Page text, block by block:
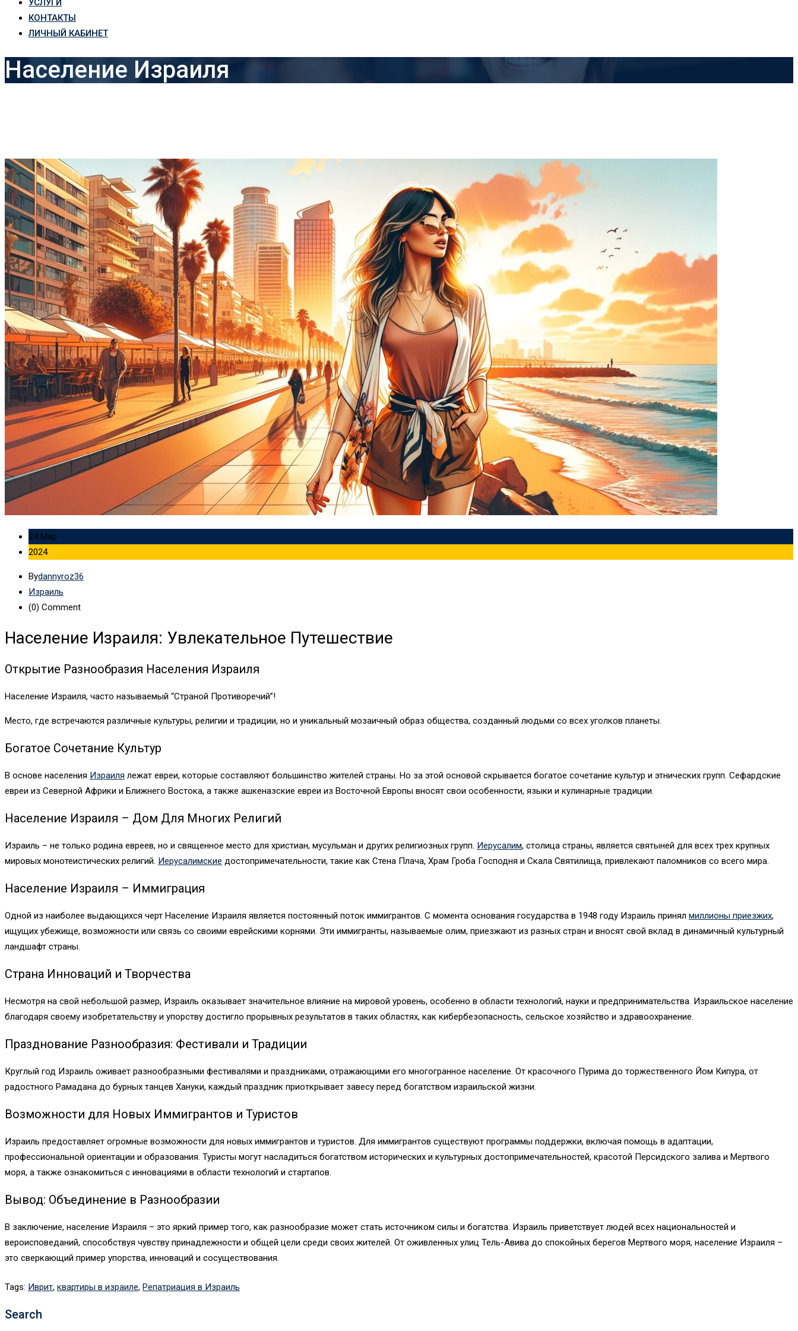
УСЛУГИ
КОНТАКТЫ
ЛИЧНЫЙ КАБИНЕТ
Население Израиля
24 Мар
2024
Bydannyroz36
Израиль
(0) Comment
Население Израиля: Увлекательное Путешествие
Открытие Разнообразия Населения Израиля
Население Израиля, часто называемый “Страной Противоречий”!
Место, где встречаются различные культуры, религии и традиции, но и уникальный мозаичный образ общества, созданный людьми со всех уголков планеты.
Богатое Сочетание Культур
В основе населения Израиля лежат евреи, которые составляют большинство жителей страны. Но за этой основой скрывается богатое сочетание культур и этнических групп. Сефардские
евреи из Северной Африки и Ближнего Востока, а также ашкеназские евреи из Восточной Европы вносят свои особенности, языки и кулинарные традиции.
Население Израиля – Дом Для Многих Религий
Израиль – не только родина евреев, но и священное место для христиан, мусульман и других религиозных групп. Иерусалим, столица страны, является святыней для всех трех крупных
мировых монотеистических религий. Иерусалимские достопримечательности, такие как Стена Плача, Храм Гроба Господня и Скала Святилища, привлекают паломников со всего мира.
Население Израиля – Иммиграция
Одной из наиболее выдающихся черт Население Израиля является постоянный поток иммигрантов. С момента основания государства в 1948 году Израиль принял миллионы приезжих,
ищущих убежище, возможности или связь со своими еврейскими корнями. Эти иммигранты, называемые олим, приезжают из разных стран и вносят свой вклад в динамичный культурный
ландшафт страны.
Страна Инноваций и Творчества
Несмотря на свой небольшой размер, Израиль оказывает значительное влияние на мировой уровень, особенно в области технологий, науки и предпринимательства. Израильское население
благодаря своему изобретательству и упорству достигло прорывных результатов в таких областях, как кибербезопасность, сельское хозяйство и здравоохранение.
Празднование Разнообразия: Фестивали и Традиции
Круглый год Израиль оживает разнообразными фестивалями и праздниками, отражающими его многогранное население. От красочного Пурима до торжественного Йом Кипура, от
радостного Рамадана до бурных танцев Хануки, каждый праздник приоткрывает завесу перед богатством израильской жизни.
Возможности для Новых Иммигрантов и Туристов
Израиль предоставляет огромные возможности для новых иммигрантов и туристов. Для иммигрантов существуют программы поддержки, включая помощь в адаптации,
профессиональной ориентации и образования. Туристы могут насладиться богатством исторических и культурных достопримечательностей, красотой Персидского залива и Мертвого
моря, а также ознакомиться с инновациями в области технологий и стартапов.
Вывод: Объединение в Разнообразии
В заключение, население Израиля – это яркий пример того, как разнообразие может стать источником силы и богатства. Израиль приветствует людей всех национальностей и
вероисповеданий, способствуя чувству принадлежности и общей цели среди своих жителей. От оживленных улиц Тель-Авива до спокойных берегов Мертвого моря, население Израиля –
это сверкающий пример упорства, инноваций и сосуществования.
Tags: Иврит, квартиры в израиле, Репатриация в Израиль
Search